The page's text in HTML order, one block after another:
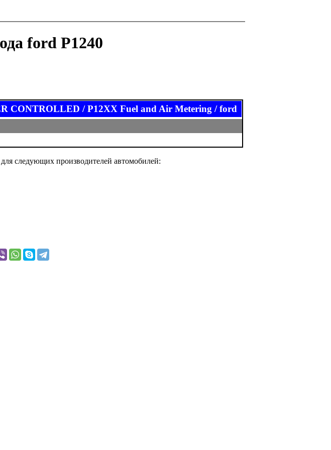
ford P1240
CONTROLLED / P12XX Fuel and Air Metering / ford
следующих производителей автомобилей: